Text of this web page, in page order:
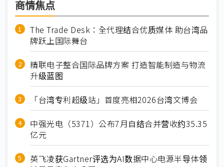
商情焦点
The Trade Desk：全代理结合优质媒体 助台湾品
牌跃上国际舞台
精联电子整合国际品牌方案 打造智能制造与物流
升级蓝图
「台湾专利超级站」首度亮相2026台湾文博会
中强光电（5371）公布7月自结合并营收约35.35
亿元
英飞凌获Gartner评选为AI数据中心电源半导体领